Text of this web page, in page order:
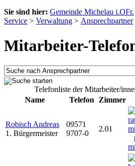
Sie sind hier: Gemeinde Michelau i.OFr.
Service > Verwaltung > Ansprechpartner
Mitarbeiter-
Telefonliste der Mitarbeiter/
Name
Telefon Zimmer
Robisch Andreas
1. Bürgermeister
09571
9707-0
2.01